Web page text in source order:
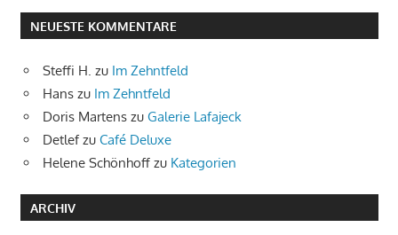
NEUESTE KOMMENTARE
Steffi H. zu Im Zehntfeld
Hans zu Im Zehntfeld
Doris Martens zu Galerie Lafajeck
Detlefzu Café Deluxe
Helene Schönhoff zu Kategorien
ARCHIV